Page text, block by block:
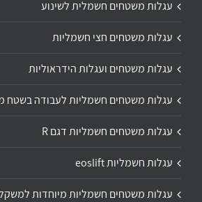
עגלות משטחים חשמלית לשינוע
עגלות משטחים חצי חשמליות
עגלות משטחים ועגלות הידראוליות
עגלות משטחים חשמליות לעבודה בשטח
עגלות משטחים חשמליות דגם R
עגלות חשמליות eoslift
עגלות משטחים חשמליות מיוחדות